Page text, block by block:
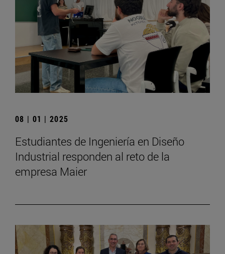
08 | 01 | 2025
Estudiantes de Ingeniería en Diseño
Industrial responden al reto de la
empresa Maier